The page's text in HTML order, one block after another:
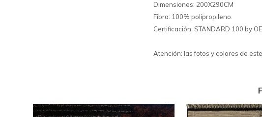
Dimensiones: 200X290CM
Fibra: 100% polipropileno.
Certificación: STANDARD 100 by
Atención: las fotos y colores de